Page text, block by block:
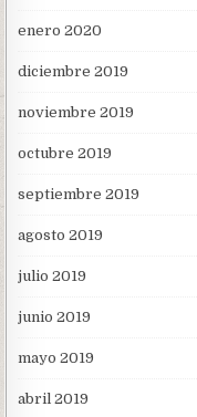
enero 2020
diciembre 2019
noviembre 2019
octubre 2019
septiembre 2019
agosto 2019
julio 2019
junio 2019
mayo 2019
abril 2019